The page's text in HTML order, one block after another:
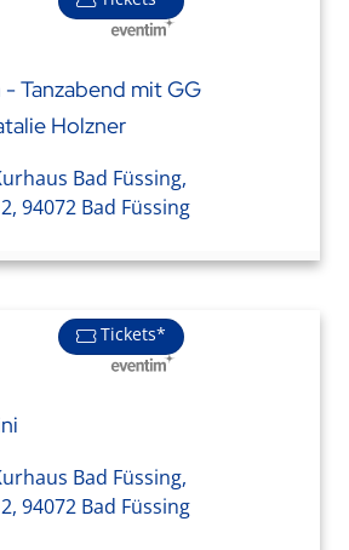
Tanzabend mit GG
Holzner
Bad Füssing,
94072 Bad Füssing
Tickets*
Bad Füssing,
94072 Bad Füssing